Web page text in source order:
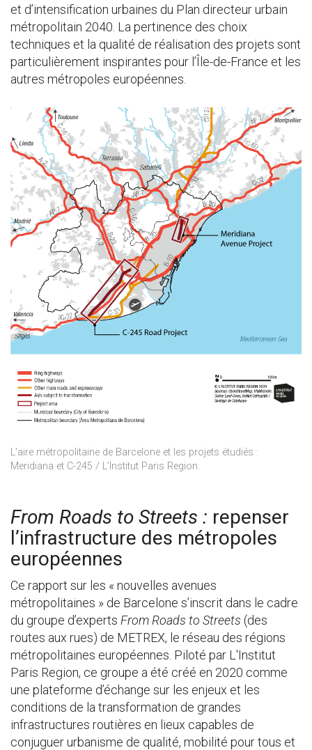
et d’intensification urbaines du Plan directeur urbain
métropolitain 2040. La pertinence des choix
techniques et la qualité de réalisation des projets sont
particulièrement inspirantes pour l’Île-de-France et les
autres métropoles européennes.
L’aire métropolitaine de Barcelone et les projets étudiés :
Meridiana et C-245 / L’Institut Paris Region.
From Roads to Streets : repenser
l’infrastructure des métropoles
européennes
Ce rapport sur les « nouvelles avenues
métropolitaines » de Barcelone s’inscrit dans le cadre
du groupe d’experts From Roads to Streets (des
routes aux rues) de METREX, le réseau des régions
métropolitaines européennes. Piloté par L'Institut
Paris Region, ce groupe a été créé en 2020 comme
une plateforme d’échange sur les enjeux et les
conditions de la transformation de grandes
infrastructures routières en lieux capables de
conjuguer urbanisme de qualité, mobilité pour tous et